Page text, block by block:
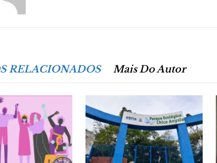
RELACIONADOS Mais Do Autor